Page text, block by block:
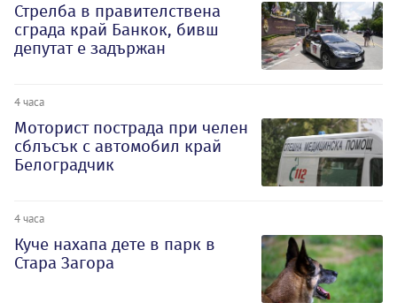
Стрелба в правителствена
сграда край Банкок, бивш
депутат е задържан
4 часа
Моторист пострада при челен
сблъсък с автомобил край
Белоградчик
4 часа
Куче нахапа дете в парк в
Стара Загора